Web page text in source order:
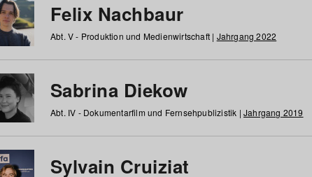
Felix Nachbaur
Abt. V - Produktion und Medienwirtschaft | Jahrgang 2022
Sabrina Diekow
Abt. IV - Dokumentarfilm und Fernsehpublizistik | Jahrgang 2019
Sylvain Cruiziat